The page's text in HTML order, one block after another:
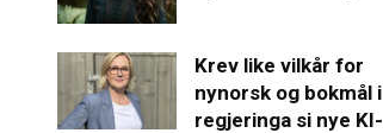
Krev like vilkår for
nynorsk og bokmål i
regjeringa si nye KI-